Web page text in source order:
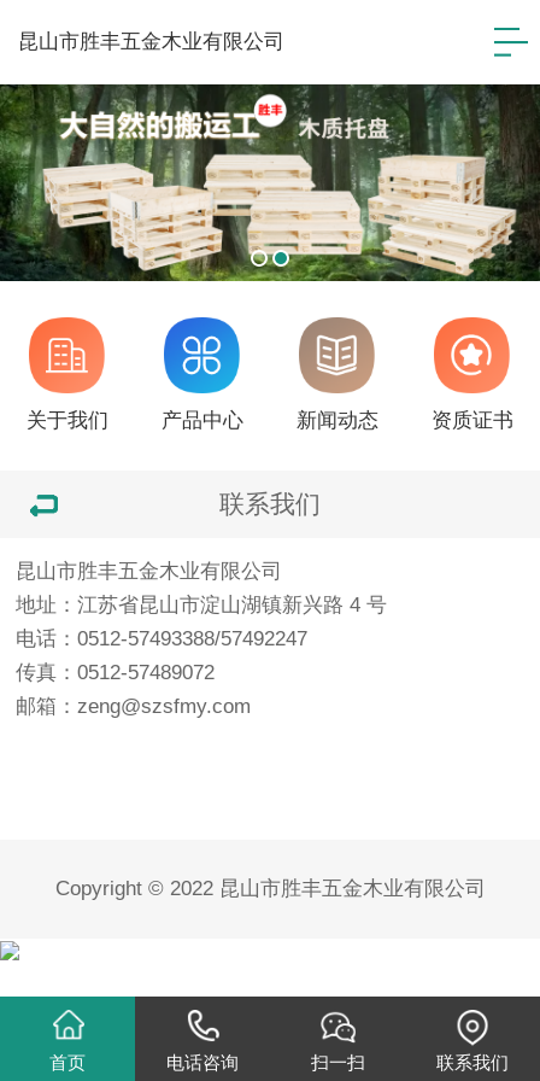
昆山市胜丰五金木业有限公司
关于我们 产品中心 新闻动态 资质证书
联系我们
昆山市胜丰五金木业有限公司
地址：江苏省昆山市淀山湖镇新兴路 4 号
电话：0512-57493388/57492247
传真：0512-57489072
邮箱：zeng@szsfmy.com
Copyright © 2022 昆山市胜丰五金木业有限公司
首页 电话咨询 扫一扫 联系我们